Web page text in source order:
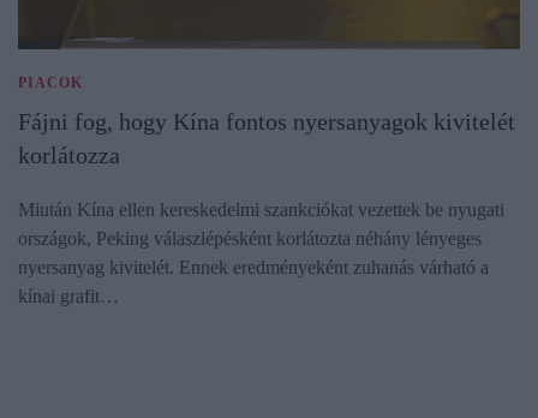
PIACOK
Fájni fog, hogy Kína fontos nyersanyagok kivitelét
korlátozza
Miután Kína ellen kereskedelmi szankciókat vezettek be nyugati
országok, Peking válaszlépésként korlátozta néhány lényeges
nyersanyag kivitelét. Ennek eredményeként zuhanás várható a
kínai grafit…